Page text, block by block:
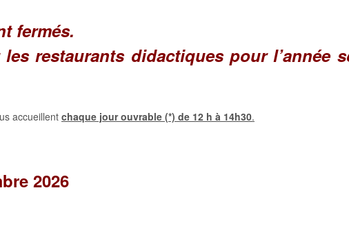
fermés.
restaurants didactiques pour l’année
accueillent chaque jour ouvrable (*) de 12 h à 14h30.
2026